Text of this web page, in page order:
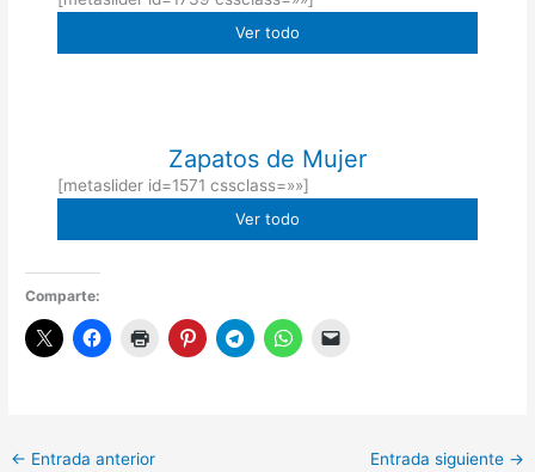
Ver todo
Zapatos de Mujer
[metaslider id=1571 cssclass=»»]
Ver todo
Comparte:
← Entrada anterior Entrada siguiente →